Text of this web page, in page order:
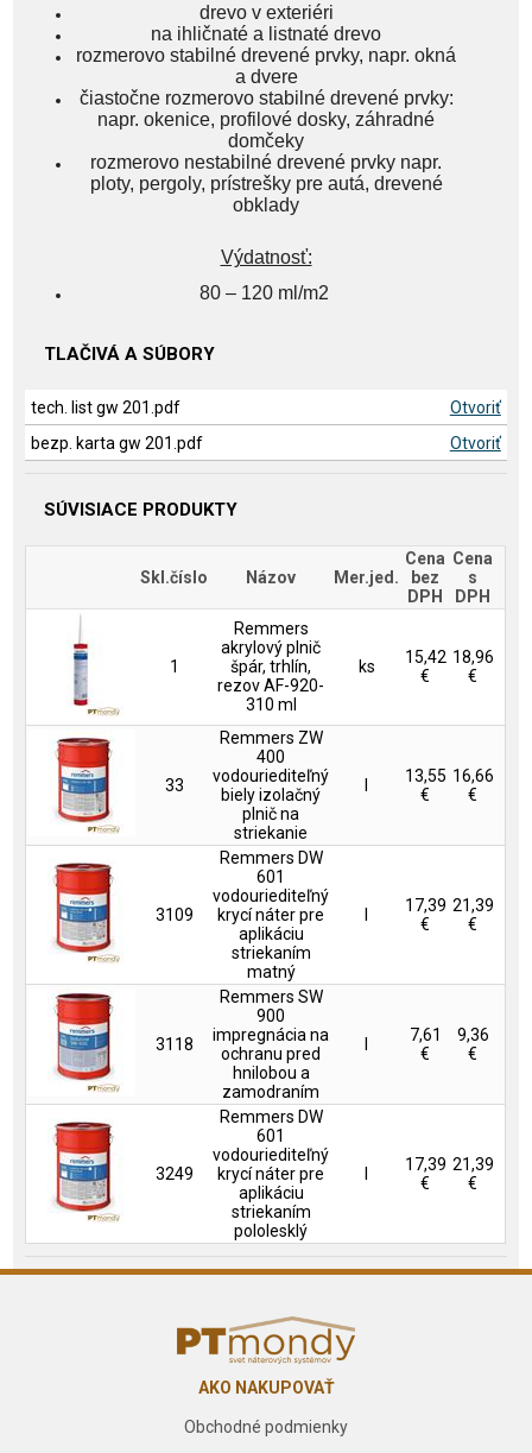
drevo v exteriéri
na ihličnaté a listnaté drevo
rozmerovo stabilné drevené prvky, napr. okná
a dvere
čiastočne rozmerovo stabilné drevené prvky:
napr. okenice, profilové dosky, záhradné
domčeky
rozmerovo nestabilné drevené prvky napr.
ploty, pergoly, prístrešky pre autá, drevené
obklady
Výdatnosť:
80 – 120 ml/m2
TLAČIVÁ A SÚBORY
tech. list gw 201.pdf
Otvoriť
bezp. karta gw 201.pdf
Otvoriť
SÚVISIACE PRODUKTY
Skl.číslo Názov Mer.jed.
Cena
bez
DPH
Cena
s
DPH
1
Remmers
akrylový plnič
špár, trhlín,
rezov AF-920-
310 ml
ks
15,42
€
18,96
€
33
Remmers ZW
400
vodouriediteľný
biely izolačný
plnič na
striekanie
l
13,55
€
16,66
€
3109
Remmers DW
601
vodouriediteľný
krycí náter pre
aplikáciu
striekaním
matný
l
17,39
€
21,39
€
3118
Remmers SW
900
impregnácia na
ochranu pred
hnilobou a
zamodraním
l
7,61
€
9,36
€
3249
Remmers DW
601
vodouriediteľný
krycí náter pre
aplikáciu
striekaním
pololesklý
l
17,39
€
21,39
€
AKO NAKUPOVAŤ
Obchodné podmienky